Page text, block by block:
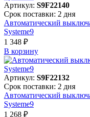
Артикул: S9F22140
Срок поставки: 2 дня
Автоматический
Systeme9
1 348 ₽
В корзинy
Артикул: S9F22132
Срок поставки: 2 дня
Автоматический
Systeme9
1 268 ₽